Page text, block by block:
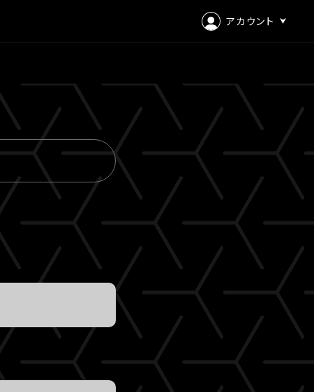
アカウント
会員登録